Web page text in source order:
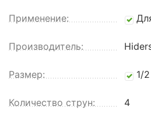
Применение:
Производитель:
Размер: 1/2
Количество струн: 4